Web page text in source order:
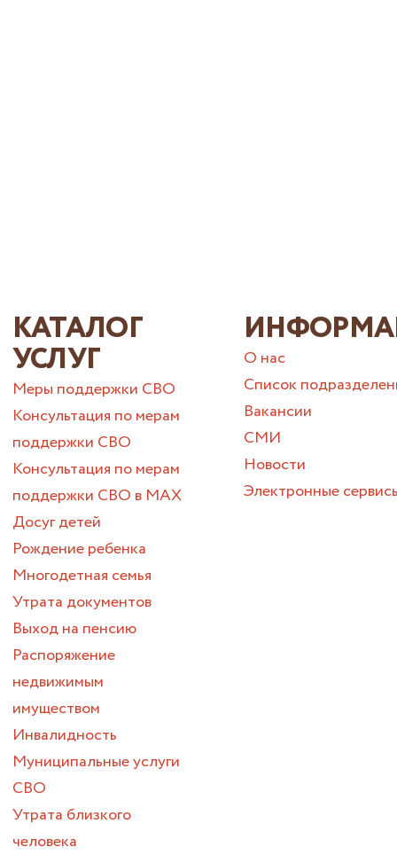
КАТАЛОГ
УСЛУГ
Меры поддержки СВО
Консультация по мерам
поддержки СВО
Консультация по мерам
поддержки СВО в МАХ
Досуг детей
Рождение ребенка
Многодетная семья
Утрата документов
Выход на пенсию
Распоряжение
недвижимым
имуществом
Инвалидность
Муниципальные услуги
СВО
Утрата близкого
человека
О нас
Список
Вакансии
СМИ
Новости
Электронные